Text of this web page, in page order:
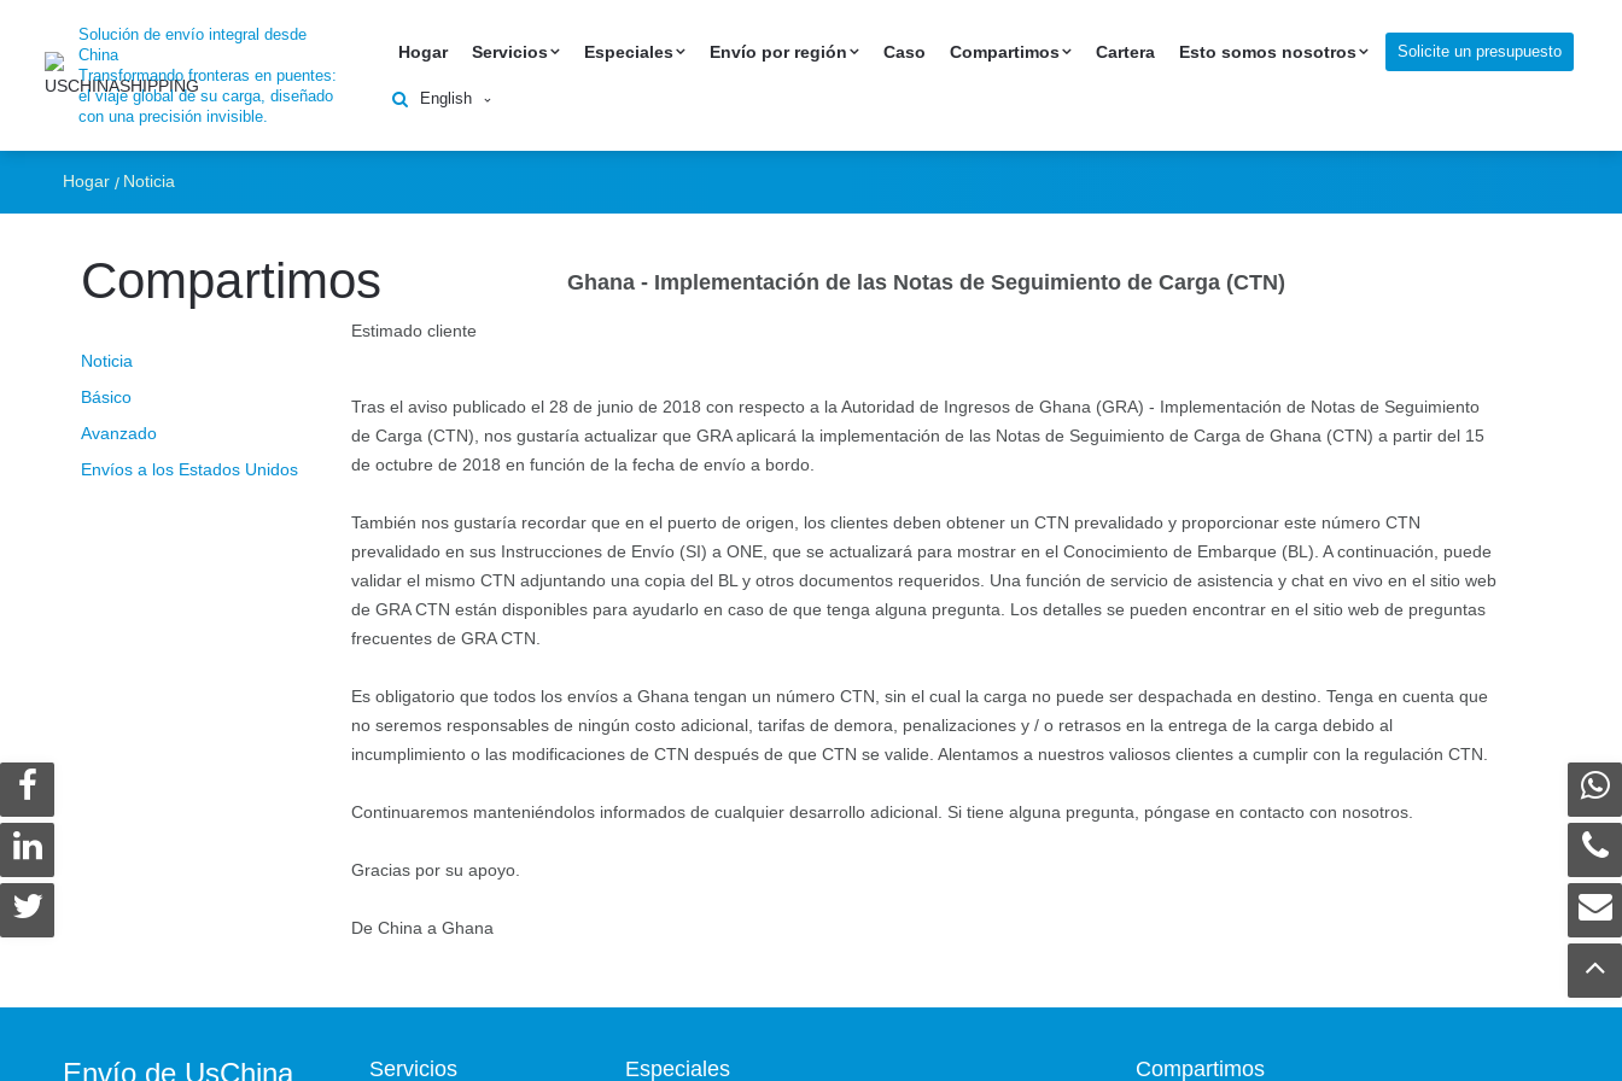
De China a Ghana |Implementación de Notas de
Seguimiento (CTN).Cargo a África
Solución de envío integral desde
China
Transformando fronteras en puentes:
el viaje global de su carga, diseñado
con una precisión invisible.
Hogar Servicios Especiales Envío por región Caso Compartimos Cartera Esto somos nosotros Solicite un presupuesto
English
Hogar Noticia
Compartimos
Noticia
Básico
Avanzado
Envíos a los Estados Unidos
Ghana - Implementación de las Notas de Seguimiento de Carga (CTN)
Estimado cliente
Tras el aviso publicado el 28 de junio de 2018 con respecto a la Autoridad de Ingresos de Ghana (GRA) - Implementación de Notas de Seguimiento
de Carga (CTN), nos gustaría actualizar que GRA aplicará la implementación de las Notas de Seguimiento de Carga de Ghana (CTN) a partir del 15
de octubre de 2018 en función de la fecha de envío a bordo.
También nos gustaría recordar que en el puerto de origen, los clientes deben obtener un CTN prevalidado y proporcionar este número CTN
prevalidado en sus Instrucciones de Envío (SI) a ONE, que se actualizará para mostrar en el Conocimiento de Embarque (BL). A continuación, puede
validar el mismo CTN adjuntando una copia del BL y otros documentos requeridos. Una función de servicio de asistencia y chat en vivo en el sitio web
de GRA CTN están disponibles para ayudarlo en caso de que tenga alguna pregunta. Los detalles se pueden encontrar en el sitio web de preguntas
frecuentes de GRA CTN.
Es obligatorio que todos los envíos a Ghana tengan un número CTN, sin el cual la carga no puede ser despachada en destino. Tenga en cuenta que
no seremos responsables de ningún costo adicional, tarifas de demora, penalizaciones y / o retrasos en la entrega de la carga debido al
incumplimiento o las modificaciones de CTN después de que CTN se valide. Alentamos a nuestros valiosos clientes a cumplir con la regulación CTN.
Continuaremos manteniéndolos informados de cualquier desarrollo adicional. Si tiene alguna pregunta, póngase en contacto con nosotros.
Gracias por su apoyo.
De China a Ghana
Envío de UsChina Servicios Especiales Compartimos